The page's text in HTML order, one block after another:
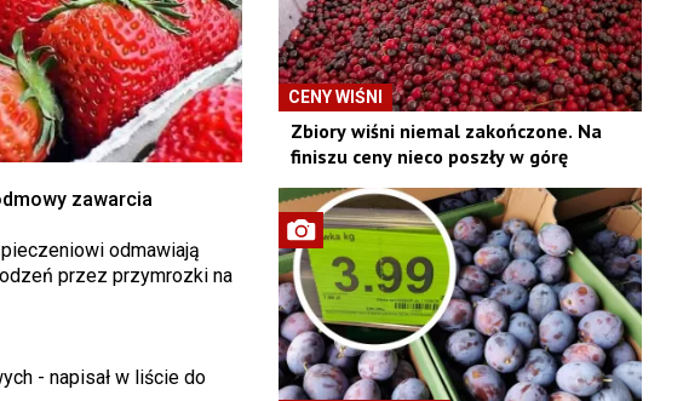
zawarcia
odmawiają
przez przymrozki na
- napisał w liście do
CENY WIŚNI
Zbiory wiśni niemal zakończone. Na
finiszu ceny nieco poszły w górę